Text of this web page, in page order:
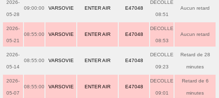
2026-
05-28
09:00:00 VARSOVIE ENTER AIR E47048
DECOLLE
08:51
Aucun retard
2026-
05-21
08:55:00 VARSOVIE ENTER AIR E47048
DECOLLE
08:53
Aucun retard
2026-
05-14
08:55:00 VARSOVIE ENTER AIR E47048
DECOLLE
09:23
Retard de 28
minutes
2026-
05-07
08:55:00 VARSOVIE ENTER AIR E47048
DECOLLE
09:01
Retard de 6
minutes